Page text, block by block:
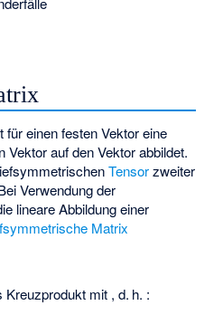
für einen festen Vektoreine
Vektorauf den Vektorabbildet.
Tensorzweiter
Verwendung der
lineare Abbildung einer
Matrix
Kreuzprodukt mit , d. h. :